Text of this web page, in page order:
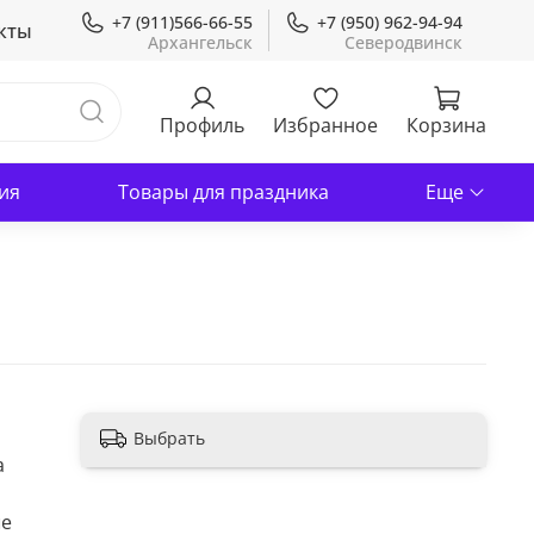
+7 (911)566-66-55 +7 (950) 962-94-94
Профиль Избранное Корзина
Товары для праздника Еще
Выбрать